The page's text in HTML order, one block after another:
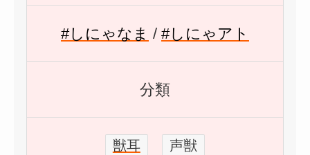
#しにゃなま / #しにゃアト
分類
獣耳 声獣